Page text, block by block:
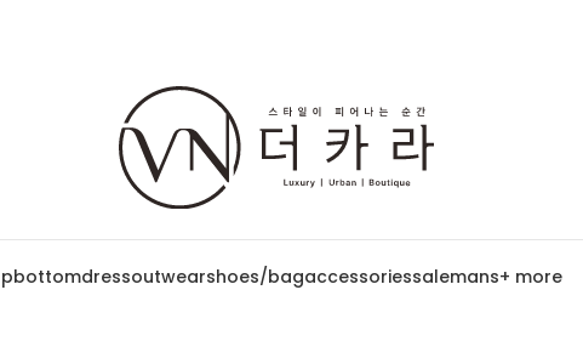
bottomdressoutwearshoes/bagaccessoriessalemans+ more